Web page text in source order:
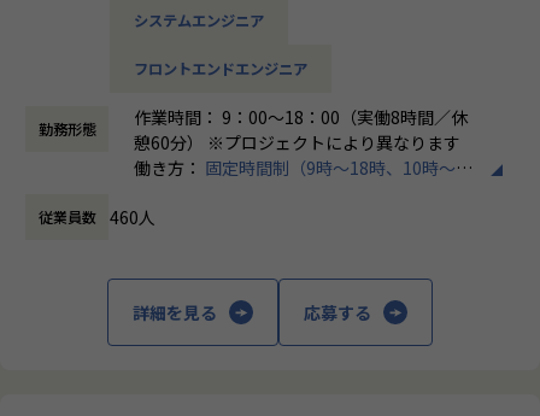
・ECクラウド基盤設計（AWS／VMware）
・大手クライアント向け仮想環境移行・導入（Windows／A
ctive Directory）
＜安心のサポート体制＞
└配属先はチーム＋教育係体制で、すぐ相談できる環境を整
・営業＆キャリアアドバイザーが伴走
OKの案件も多く、週2～3日出社が基本。残業は月9時間ほど
現場には教育担当がつき、月1回の面談やチャット相談も実
施。産休・育休の取得＆復帰率も100％と、ライフイベント
にも柔軟に対応しています。
◆マネジメントにも挑戦したい方へ
「PL/PMにステップアップしたい」「育成に関わる経験をし
てみたい」
回の面談を通じて方向性を確認しながら、段階的にマネジメ
ントスキルを磨けるようサポートします。リーダー未経験か
システムエンジニア
フロントエンドエンジニア
勤務形態
作業時間： 9：00～18：00（実働8時間／休
憩60分） ※プロジェクトにより異なります
働き方： 固定時間制（9時～18時、10時～19
時間外労働の有無： 有（月平均20時間）
従業員数 460人
詳細を見る 応募する